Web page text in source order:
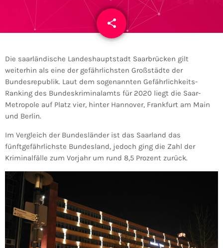
share
email
Die saarländische Landeshauptstadt Saarbrücken gilt
weiterhin als eine der gefährlichsten Großstädte der
Bundesrepublik. Laut dem sogenannten Gefährlichkeits-
Ranking des Bundeskriminalamts für 2020 liegt die Saar-
Metropole auf Platz vier, hinter Hannover, Frankfurt am Main
und Berlin.
Im Vergleich der Bundesländer ist das Saarland das
fünftgefährlichste Bundesland, jedoch ging die Zahl der
Kriminalfälle zum Vorjahr um rund 8,5 Prozent zurück.